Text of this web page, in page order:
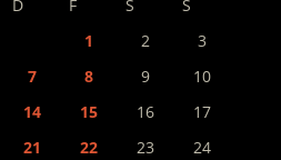
D F S
S
1
2
3
7 8 9
10
14 15 16
17
21 22 23
24